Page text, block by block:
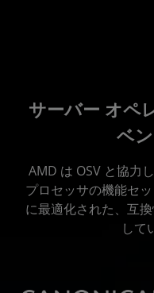
サーバー オペ
ベ
AMD は OSV と協力
プロセッサの機能セ
に最適化された、互
して